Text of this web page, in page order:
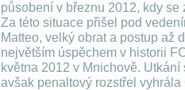
působení v březnu 2012, kdy
Za této situace přišel pod
Matteo, velký obrat a postup až
největším úspěchem v historii
května 2012 v Mnichově.
avšak penaltový rozstřel